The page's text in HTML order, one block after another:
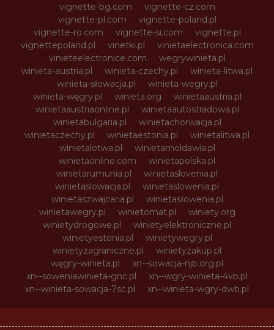
vignette-bg.com
vignette-cz.com
vignette-pl.com
vignette-poland.pl
vignette-ro.com
vignette-si.com
vignette.pl
vignettepoland.pl
vinetki.pl
vinietaelectronica.com
vinieteelectronice.com
wegrywinieta.pl
winieta-austria.pl
winieta-czechy.pl
winieta-litwa.pl
winieta-słowacja.pl
winieta-wegry.pl
winieta-węgry.pl
winieta.org
winietaaustria.pl
winietaaustriaonline.pl
winietaautostradowa.pl
winietabulgaria.pl
winietachorwacja.pl
winietaczechy.pl
winietaestonia.pl
winietalitwa.pl
winietalotwa.pl
winietamoldawia.pl
winietaonline.com
winietapolska.pl
winietarumunia.pl
winietaslovenia.pl
winietaslowacja.pl
winietaslowenia.pl
winietaszwajcaria.pl
winietasłowenia.pl
winietawegry.pl
winietomat.pl
winiety.org
winietydrogowe.pl
winietyelektroniczne.pl
winietyestonia.pl
winietywegry.pl
winietyzagraniczne.pl
winietyzakup.pl
węgry-winieta.pl
xn--sowacja-njb.org.pl
xn--soweniawinieta-gnc.pl
xn--wgry-winieta-4vb.pl
xn--winieta-sowacja-7sc.pl
xn--winieta-wgry-dwb.pl